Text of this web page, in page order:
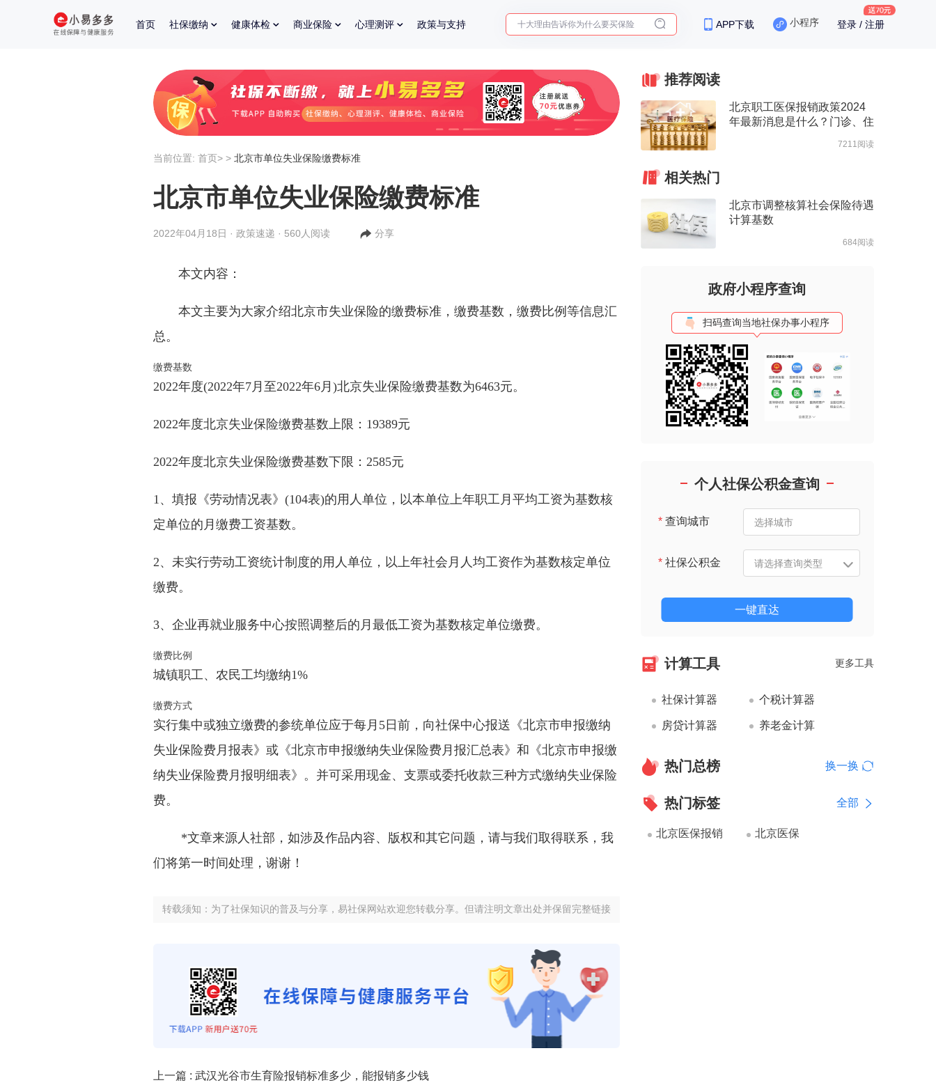
首页 社保缴纳 健康体检 商业保险 心理测评 政策与支持 入职体检在线预约 APP下载 小程序 登录 / 注册
当前位置: 首页> > 北京市单位失业保险缴费标准
北京市单位失业保险缴费标准
2022年04月18日 · 政策速递 · 560人阅读 分享
本文内容：
本文主要为大家介绍北京市失业保险的缴费标准，缴费基数，缴费比例等信息汇
总。
缴费基数
2022年度(2022年7月至2022年6月)北京失业保险缴费基数为6463元。
2022年度北京失业保险缴费基数上限：19389元
2022年度北京失业保险缴费基数下限：2585元
1、填报《劳动情况表》(104表)的用人单位，以本单位上年职工月平均工资为基数核
定单位的月缴费工资基数。
2、未实行劳动工资统计制度的用人单位，以上年社会月人均工资作为基数核定单位
缴费。
3、企业再就业服务中心按照调整后的月最低工资为基数核定单位缴费。
缴费比例
城镇职工、农民工均缴纳1%
缴费方式
实行集中或独立缴费的参统单位应于每月5日前，向社保中心报送《北京市申报缴纳
失业保险费月报表》或《北京市申报缴纳失业保险费月报汇总表》和《北京市申报缴
纳失业保险费月报明细表》。并可采用现金、支票或委托收款三种方式缴纳失业保险
费。
*文章来源人社部，如涉及作品内容、版权和其它问题，请与我们取得联系，我
们将第一时间处理，谢谢！
转载须知：为了社保知识的普及与分享，易社保网站欢迎您转载分享。但请注明文章出处并保留完整链接
上一篇 : 武汉光谷市生育险报销标准多少，能报销多少钱
推荐阅读
北京职工医保报销政策2024
年最新消息是什么？门诊、住
7211阅读
相关热门
北京市调整核算社会保险待遇
计算基数
684阅读
政府小程序查询
扫码查询当地社保办事小程序
个人社保公积金查询
*查询城市
*社保公积金
一键直达
计算工具 更多工具
社保计算器 个税计算器
房贷计算器 养老金计算
热门总榜 换一换
热门标签 全部
北京医保报销 北京医保